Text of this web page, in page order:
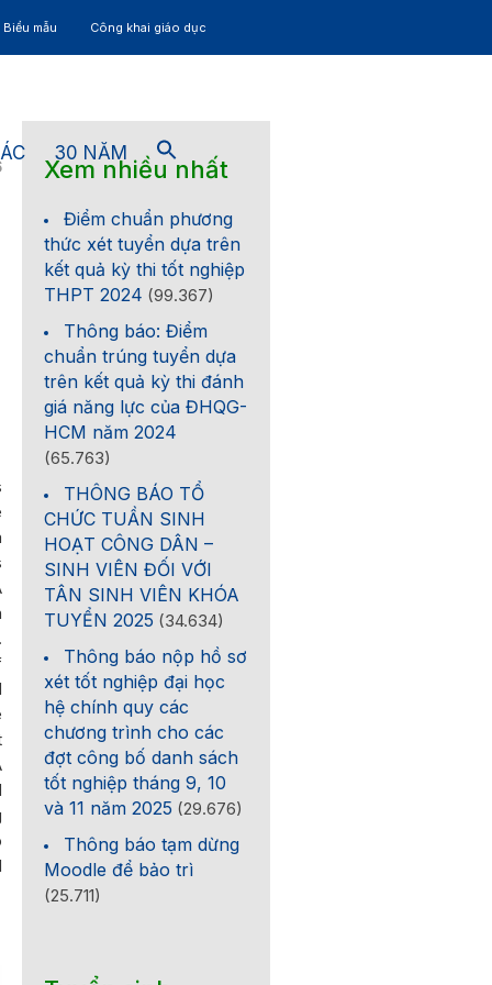
mẫu Công khai giáo dục
30 NĂM
Xem nhiều nhất
Điểm chuẩn phương
thức xét tuyển dựa trên
kết quả kỳ thi tốt nghiệp
THPT 2024 (99.367)
Thông báo: Điểm
chuẩn trúng tuyển dựa
trên kết quả kỳ thi đánh
giá năng lực của ĐHQG-
HCM năm 2024
(65.763)
THÔNG BÁO TỔ
CHỨC TUẦN SINH
HOẠT CÔNG DÂN –
SINH VIÊN ĐỐI VỚI
TÂN SINH VIÊN KHÓA
TUYỂN 2025 (34.634)
Thông báo nộp hồ sơ
xét tốt nghiệp đại học
hệ chính quy các
chương trình cho các
đợt công bố danh sách
tốt nghiệp tháng 9, 10
và 11 năm 2025 (29.676)
Thông báo tạm dừng
Moodle để bảo trì
(25.711)